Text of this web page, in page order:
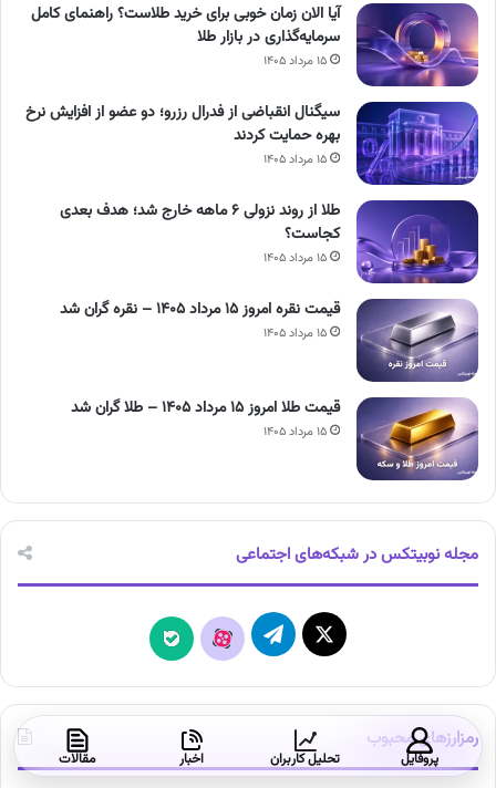
آیا الان زمان خوبی برای خرید طلاست؟ راهنمای کامل
سرمایه‌گذاری در بازار طلا
۱۵ مرداد ۱۴۰۵
سیگنال انقباضی از فدرال رزرو؛ دو عضو از افزایش نرخ
بهره حمایت کردند
۱۵ مرداد ۱۴۰۵
طلا از روند نزولی ۶ ماهه خارج شد؛ هدف بعدی
کجاست؟
۱۵ مرداد ۱۴۰۵
قیمت نقره امروز ۱۵ مرداد ۱۴۰۵ – نقره گران شد
۱۵ مرداد ۱۴۰۵
قیمت طلا امروز ۱۵ مرداد ۱۴۰۵ – طلا گران شد
۱۵ مرداد ۱۴۰۵
مجله نوبیتکس در شبکه‌های اجتماعی
X تلگرام آپارات بله
رمزارزهای محبوب
پروفایل تحلیل کاربران اخبار مقالات